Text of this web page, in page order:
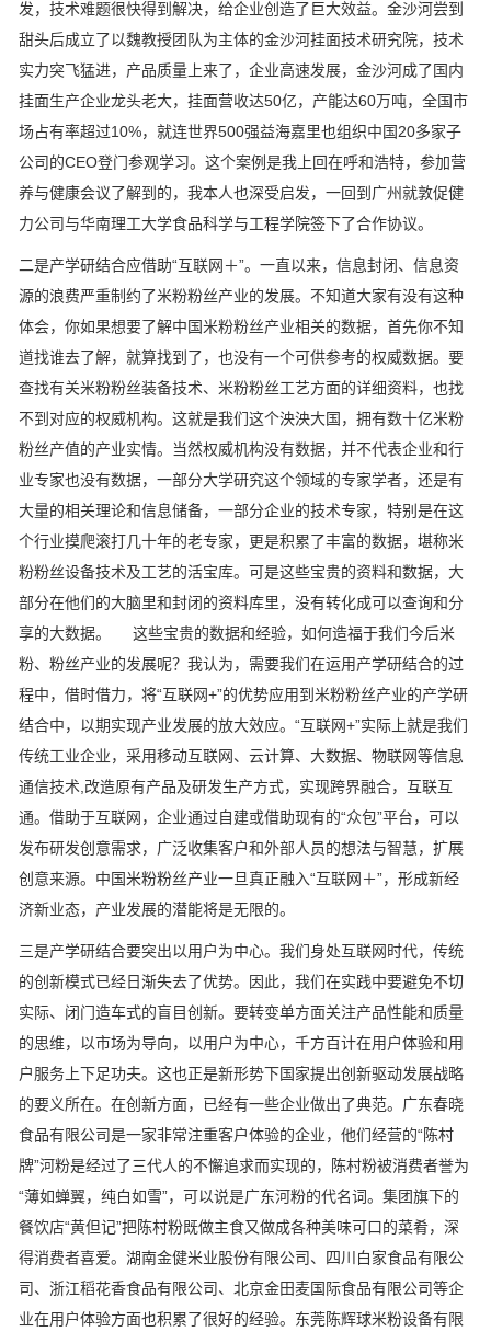
发，技术难题很快得到解决，给企业创造了巨大效益。金沙河尝到
甜头后成立了以魏教授团队为主体的金沙河挂面技术研究院，技术
实力突飞猛进，产品质量上来了，企业高速发展，金沙河成了国内
挂面生产企业龙头老大，挂面营收达50亿，产能达60万吨，全国市
场占有率超过10%，就连世界500强益海嘉里也组织中国20多家子
公司的CEO登门参观学习。这个案例是我上回在呼和浩特，参加营
养与健康会议了解到的，我本人也深受启发，一回到广州就敦促健
力公司与华南理工大学食品科学与工程学院签下了合作协议。
二是产学研结合应借助“互联网＋”。一直以来，信息封闭、信息资
源的浪费严重制约了米粉粉丝产业的发展。不知道大家有没有这种
体会，你如果想要了解中国米粉粉丝产业相关的数据，首先你不知
道找谁去了解，就算找到了，也没有一个可供参考的权威数据。要
查找有关米粉粉丝装备技术、米粉粉丝工艺方面的详细资料，也找
不到对应的权威机构。这就是我们这个泱泱大国，拥有数十亿米粉
粉丝产值的产业实情。当然权威机构没有数据，并不代表企业和行
业专家也没有数据，一部分大学研究这个领域的专家学者，还是有
大量的相关理论和信息储备，一部分企业的技术专家，特别是在这
个行业摸爬滚打几十年的老专家，更是积累了丰富的数据，堪称米
粉粉丝设备技术及工艺的活宝库。可是这些宝贵的资料和数据，大
部分在他们的大脑里和封闭的资料库里，没有转化成可以查询和分
享的大数据。 这些宝贵的数据和经验，如何造福于我们今后米
粉、粉丝产业的发展呢？我认为，需要我们在运用产学研结合的过
程中，借时借力，将“互联网+”的优势应用到米粉粉丝产业的产学研
结合中，以期实现产业发展的放大效应。“互联网+”实际上就是我们
传统工业企业，采用移动互联网、云计算、大数据、物联网等信息
通信技术,改造原有产品及研发生产方式，实现跨界融合，互联互
通。借助于互联网，企业通过自建或借助现有的“众包”平台，可以
发布研发创意需求，广泛收集客户和外部人员的想法与智慧，扩展
创意来源。中国米粉粉丝产业一旦真正融入“互联网＋”，形成新经
济新业态，产业发展的潜能将是无限的。
三是产学研结合要突出以用户为中心。我们身处互联网时代，传统
的创新模式已经日渐失去了优势。因此，我们在实践中要避免不切
实际、闭门造车式的盲目创新。要转变单方面关注产品性能和质量
的思维，以市场为导向，以用户为中心，千方百计在用户体验和用
户服务上下足功夫。这也正是新形势下国家提出创新驱动发展战略
的要义所在。在创新方面，已经有一些企业做出了典范。广东春晓
食品有限公司是一家非常注重客户体验的企业，他们经营的“陈村
牌”河粉是经过了三代人的不懈追求而实现的，陈村粉被消费者誉为
“薄如蝉翼，纯白如雪”，可以说是广东河粉的代名词。集团旗下的
餐饮店“黄但记”把陈村粉既做主食又做成各种美味可口的菜肴，深
得消费者喜爱。湖南金健米业股份有限公司、四川白家食品有限公
司、浙江稻花香食品有限公司、北京金田麦国际食品有限公司等企
业在用户体验方面也积累了很好的经验。东莞陈辉球米粉设备有限